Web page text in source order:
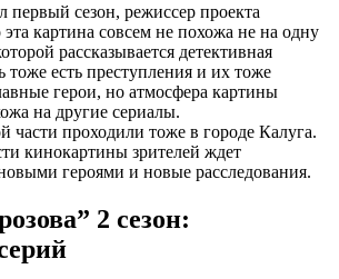
первый сезон, режиссер проекта
эта картина совсем не похожа не на одну
рассказывается детективная
тоже есть преступления и их тоже
герои, но атмосфера картины
на другие сериалы.
части проходили тоже в городе Калуга.
кинокартины зрителей ждет
героями и новые расследования.
2 сезон: